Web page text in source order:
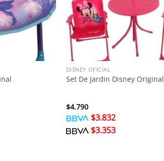
DISNEY OFICIAL
Set De Jardin Disney Original
$4.790
$3.832
$3.353